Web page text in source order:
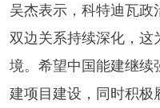
吴杰表示，科特迪瓦
双边关系持续深化，
境。希望中国能建继续
建项目建设，同时积极